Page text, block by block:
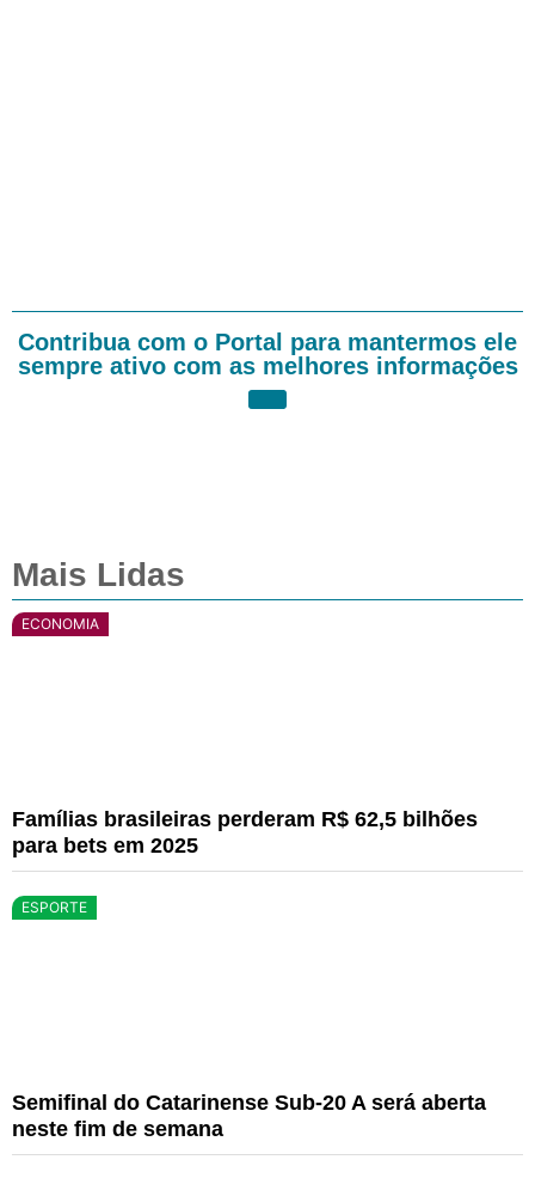
Contribua com o Portal para mantermos ele
sempre ativo com as melhores informações
Mais Lidas
ECONOMIA
Famílias brasileiras perderam R$ 62,5 bilhões
para bets em 2025
ESPORTE
Semifinal do Catarinense Sub-20 A será aberta
neste fim de semana